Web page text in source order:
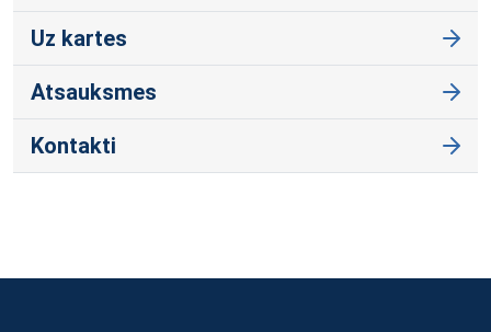
Uz kartes
Atsauksmes
Kontakti